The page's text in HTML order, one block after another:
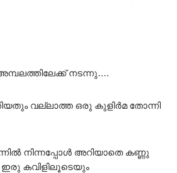
അമ്പലത്തിലേക്ക് നടന്നു….
വല്ലാത്ത ഒരു കുളിർമ തോന്നി
നിന്നപ്പോൾ അറിയാതെ കണ്ണു
കവിളിലൂടെയും